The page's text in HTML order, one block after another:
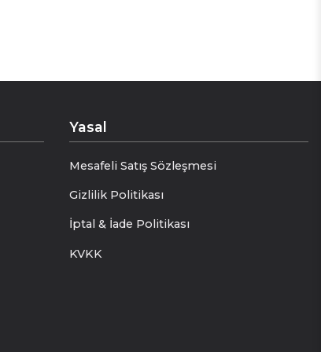
Yasal
Mesafeli Satış Sözleşmesi
Gizlilik Politikası
İptal & İade Politikası
KVKK